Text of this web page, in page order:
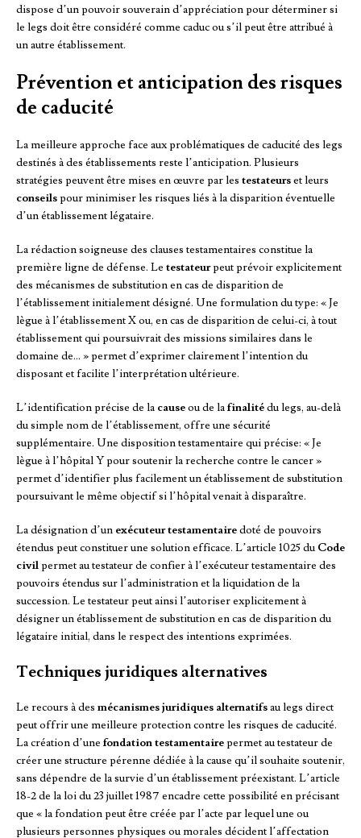
dispose d’un pouvoir souverain d’appréciation pour déterminer si
le legs doit être considéré comme caduc ou s’il peut être attribué à
un autre établissement.
Prévention et anticipation des risques
de caducité
La meilleure approche face aux problématiques de caducité des legs
destinés à des établissements reste l’anticipation. Plusieurs
stratégies peuvent être mises en œuvre par les testateurset leurs
conseilspour minimiser les risques liés à la disparition éventuelle
d’un établissement légataire.
La rédaction soigneuse des clauses testamentaires constitue la
première ligne de défense. Le testateurpeut prévoir explicitement
des mécanismes de substitution en cas de disparition de
l’établissement initialement désigné. Une formulation du type: « Je
lègue à l’établissement X ou, en cas de disparition de celui-ci, à tout
établissement qui poursuivrait des missions similaires dans le
domaine de… » permet d’exprimer clairement l’intention du
disposant et facilite l’interprétation ultérieure.
L’identification précise de la causeou de lafinalitédu legs, au-delà
du simple nom de l’établissement, offre une sécurité
supplémentaire. Une disposition testamentaire qui précise: « Je
lègue à l’hôpital Y pour soutenir la recherche contre le cancer »
permet d’identifier plus facilement un établissement de substitution
poursuivant le même objectif si l’hôpital venait à disparaître.
La désignation d’un exécuteur testamentairedoté de pouvoirs
étendus peut constituer une solution efficace. L’article 1025 duCode
civilpermet au testateur de confier à l’exécuteur testamentaire des
pouvoirs étendus sur l’administration et la liquidation de la
succession. Le testateur peut ainsi l’autoriser explicitement à
désigner un établissement de substitution en cas de disparition du
légataire initial, dans le respect des intentions exprimées.
Techniques juridiques alternatives
Le recours à des mécanismes juridiques alternatifsau legs direct
peut offrir une meilleure protection contre les risques de caducité.
La création d’une fondation testamentairepermet au testateur de
créer une structure pérenne dédiée à la cause qu’il souhaite soutenir,
sans dépendre de la survie d’un établissement préexistant. L’article
18-2 de la loi du 23 juillet 1987 encadre cette possibilité en précisant
que « la fondation peut être créée par l’acte par lequel une ou
plusieurs personnes physiques ou morales décident l’affectation